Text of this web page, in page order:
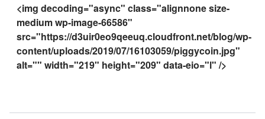
<img decoding="async" class="alignnone size-
medium wp-image-66586"
src="https://d3uir0eo9qeeuq.cloudfront.net/blog/wp-
content/uploads/2019/07/16103059/piggycoin.jpg"
alt="" width="219" height="209" data-eio="l" />